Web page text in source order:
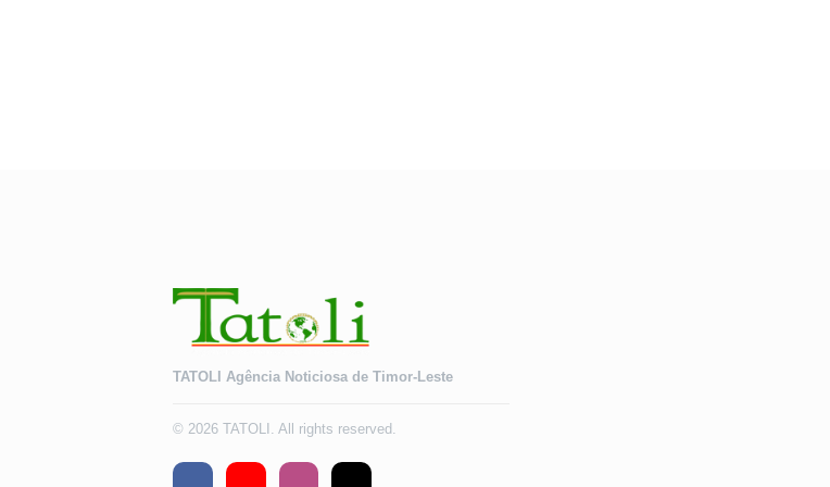
TATOLI Agência Noticiosa de Timor-Leste
© 2026 TATOLI. All rights reserved.